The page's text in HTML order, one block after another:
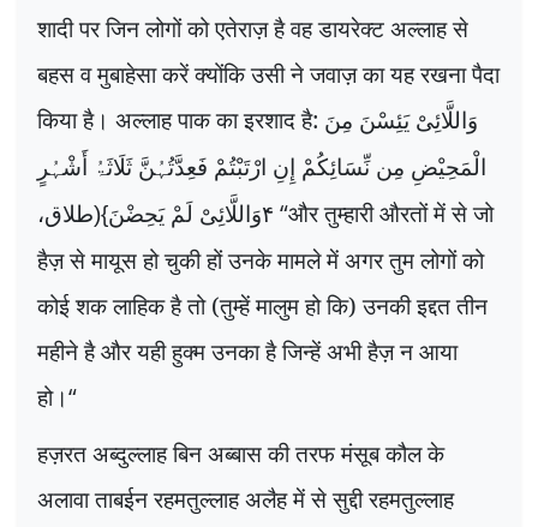
शादी पर जिन लोगों को एतेराज़ है वह डायरेक्ट अल्लाह से
बहस व मुबाहेसा करें क्योंकि उसी ने जवाज़ का यह रखना पैदा
किया है। अल्लाह पाक का इरशाद है: وَاللَّائِیْ یَئِسْنَ مِنَ
الْمَحِیْضِ مِن نِّسَائِکُمْ إِنِ ارْتَبْتُمْ فَعِدَّتُہُنَّ ثَلَاثَۃُ أَشْہُرٍ
وَاللَّائِیْ لَمْ یَحِضْنَ}(طلاق،۴ “और तुम्हारी औरतों में से जो
हैज़ से मायूस हो चुकी हों उनके मामले में अगर तुम लोगों को
कोई शक लाहिक है तो (तुम्हें मालुम हो कि) उनकी इद्दत तीन
महीने है और यही हुक्म उनका है जिन्हें अभी हैज़ न आया
हो।“
हज़रत अब्दुल्लाह बिन अब्बास की तरफ मंसूब कौल के
अलावा ताबईन रहमतुल्लाह अलैह में से सुद्दी रहमतुल्लाह